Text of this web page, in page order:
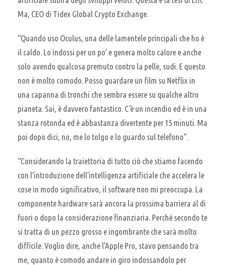
Ma, CEO di Tidex Global Crypto Exchange.
“Quando uso Oculus, una delle lamentele principali che ho è
il caldo. Lo indossi per un po’ e genera molto calore e anche
solo avendo qualcosa premuto contro la pelle, sudi. E questo
non è molto comodo. Posso guardare un film su Netflix in
una capanna di tronchi che sembra essere su qualche altro
pianeta. Sai, è davvero fantastico. C’è un incendio ed è in una
stanza rotonda ed è abbastanza divertente per 15 minuti. Ma
poi dopo dici, no, me lo tolgo e lo guardo sul telefono”.
“Considerando la traiettoria di tutto ciò che stiamo facendo
con l’introduzione dell’intelligenza artificiale che accelera le
cose in modo significativo, il software non mi preoccupa. La
componente hardware sarà ancora la prossima barriera al di
fuori o dopo la considerazione finanziaria. Perché secondo te
si tratta di un pezzo grosso e ingombrante che sarà molto
difficile. Voglio dire, anche l’Apple Pro, stavo pensando tra
me, quanto è comodo andare in giro indossandolo per